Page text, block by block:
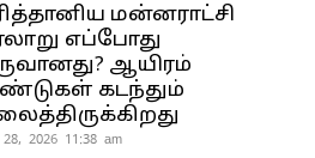
மன்னராட்சி
எப்போது
ஆயிரம்
கடந்தும்
28, 2026 11:38 am